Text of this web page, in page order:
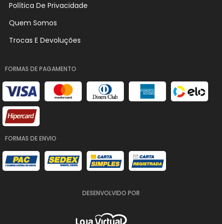
Política De Privacidade
Quem Somos
Trocas E Devoluções
FORMAS DE PAGAMENTO
FORMAS DE ENVIO
DESENVOLVIDO POR